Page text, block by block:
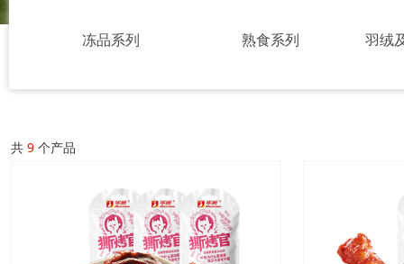
共 9 个产品
冻品系列 熟食系列 羽绒